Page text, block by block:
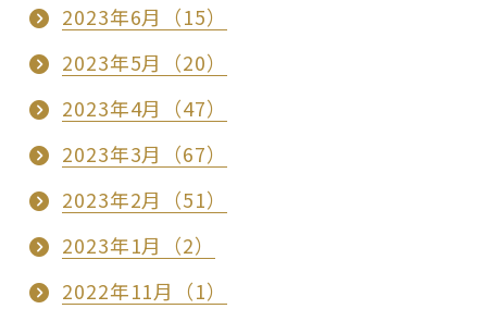
2023年6月（15）
2023年5月（20）
2023年4月（47）
2023年3月（67）
2023年2月（51）
2023年1月（2）
2022年11月（1）